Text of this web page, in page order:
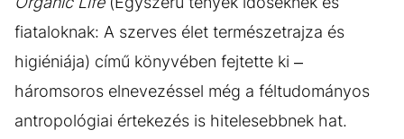
fiataloknak: A szerves élet természetrajza és
higiéniája) című könyvében fejtette ki –
háromsoros elnevezéssel még a féltudományos
antropológiai értekezés is hitelesebbnek hat.